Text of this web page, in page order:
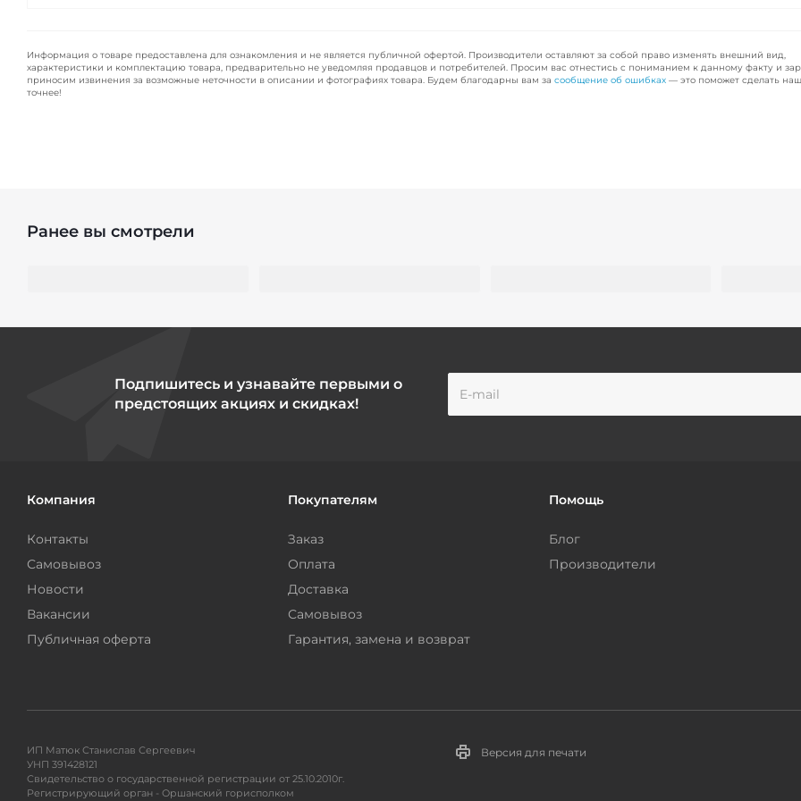
Информация о товаре предоставлена для ознакомления и не является публичной офертой. Производители оставляют за собой право изменять внешний вид,
характеристики и комплектацию товара, предварительно не уведомляя продавцов и потребителей. Просим вас отнестись с пониманием к данному факту и
приносим извинения за возможные неточности в описании и фотографиях товара. Будем благодарны вам за сообщение об ошибках — это поможет сделать
точнее!
Ранее вы смотрели
Подпишитесь и узнавайте первыми о
предстоящих акциях и скидках!
Компания
Контакты
Самовывоз
Новости
Вакансии
Публичная оферта
Покупателям
Заказ
Оплата
Доставка
Самовывоз
Гарантия, замена и возврат
Помощь
Блог
Производители
ИП Матюк Станислав Сергеевич
УНП 391428121
Свидетельство о государственной регистрации от 25.10.2010г.
Регистрирующий орган - Оршанский горисполком
Версия для печати